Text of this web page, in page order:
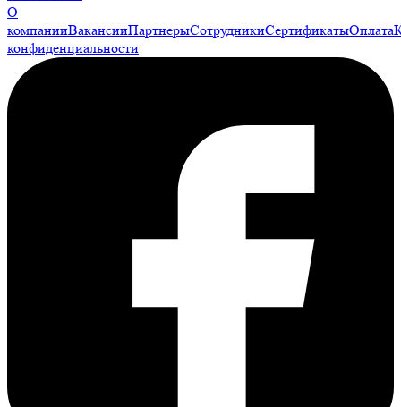
О
компанииВакансииПартнерыСотрудникиСертификатыОплата
конфиденциальности